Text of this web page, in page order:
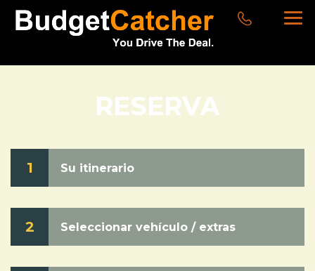
RESERVA
1 Su itinerario
2 Seleccionar vehículo / extras